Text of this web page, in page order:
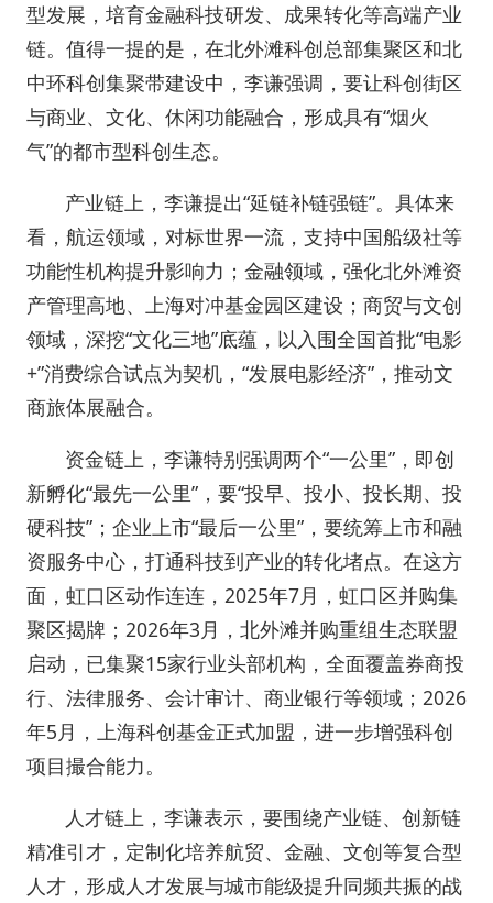
型发展，培育金融科技研发、成果转化等高端产业
链。值得一提的是，在北外滩科创总部集聚区和北
中环科创集聚带建设中，李谦强调，要让科创街区
与商业、文化、休闲功能融合，形成具有“烟火
气”的都市型科创生态。
产业链上，李谦提出“延链补链强链”。具体来
看，航运领域，对标世界一流，支持中国船级社等
功能性机构提升影响力；金融领域，强化北外滩资
产管理高地、上海对冲基金园区建设；商贸与文创
领域，深挖“文化三地”底蕴，以入围全国首批“电影
+”消费综合试点为契机，“发展电影经济”，推动文
商旅体展融合。
资金链上，李谦特别强调两个“一公里”，即创
新孵化“最先一公里”，要“投早、投小、投长期、投
硬科技”；企业上市“最后一公里”，要统筹上市和融
资服务中心，打通科技到产业的转化堵点。在这方
面，虹口区动作连连，2025年7月，虹口区并购集
聚区揭牌；2026年3月，北外滩并购重组生态联盟
启动，已集聚15家行业头部机构，全面覆盖券商投
行、法律服务、会计审计、商业银行等领域；2026
年5月，上海科创基金正式加盟，进一步增强科创
项目撮合能力。
人才链上，李谦表示，要围绕产业链、创新链
精准引才，定制化培养航贸、金融、文创等复合型
人才，形成人才发展与城市能级提升同频共振的战